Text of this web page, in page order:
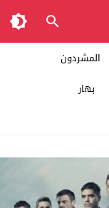
المشردون
بهار